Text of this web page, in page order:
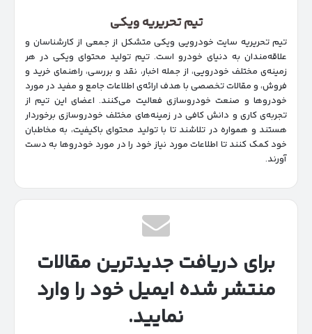
تیم تحریریه ویکی
تیم تحریریه سایت خودرویی ویکی متشکل از جمعی از کارشناسان و
علاقه‌مندان به دنیای خودرو است. تیم تولید محتوای ویکی در هر
زمینه‌‌ی مختلف خودرویی، از جمله اخبار، نقد و بررسی، راهنمای خرید و
فروش، و مقالات تخصصی با هدف ارائه‌ی اطلاعات جامع و مفید در مورد
خودروها و صنعت خودروسازی فعالیت می‌کنند. اعضای این تیم از
تجربه‌ی کاری و دانش کافی در زمینه‌های مختلف خودروسازی برخوردار
هستند و همواره در تلاشند تا با تولید محتوای باکیفیت، به مخاطبان
خود کمک کنند تا اطلاعات مورد نیاز خود را در مورد خودروها به دست
آورند.
برای دریافت جدیدترین مقالات
منتشر شده ایمیل خود را وارد
نمایید.